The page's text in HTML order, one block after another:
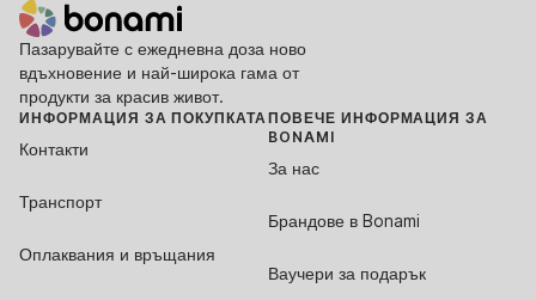
Пазарувайте с ежедневна доза ново
вдъхновение и най-широка гама от
продукти за красив живот.
ИНФОРМАЦИЯ ЗА ПОКУПКАТА
Контакти
Транспорт
Оплаквания и връщания
ПОВЕЧЕ ИНФОРМАЦИЯ ЗА
BONAMI
За нас
Брандове в Bonami
Ваучери за подарък